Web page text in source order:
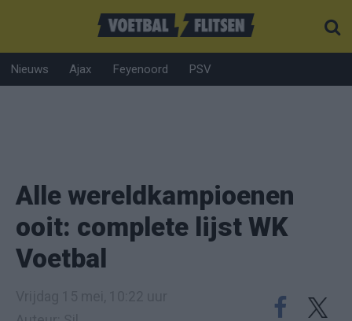
Nieuws Ajax Feyenoord PSV
Alle wereldkampioenen
ooit: complete lijst WK
Voetbal